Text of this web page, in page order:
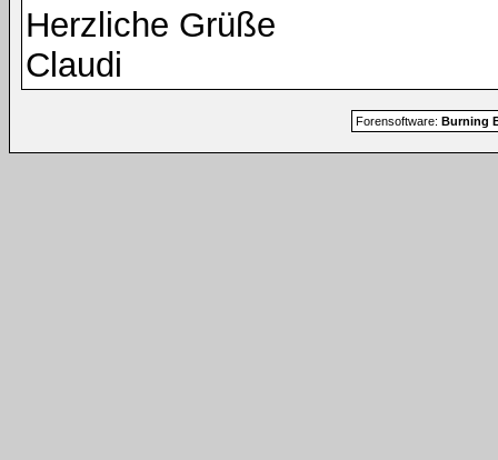
Herzliche Grüße
Claudi
Forensoftware: Burning